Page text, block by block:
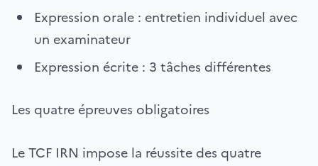
Expression orale : entretien individuel avec
un examinateur
Expression écrite : 3 tâches différentes
Les quatre épreuves obligatoires
Le TCF IRN impose la réussite des quatre